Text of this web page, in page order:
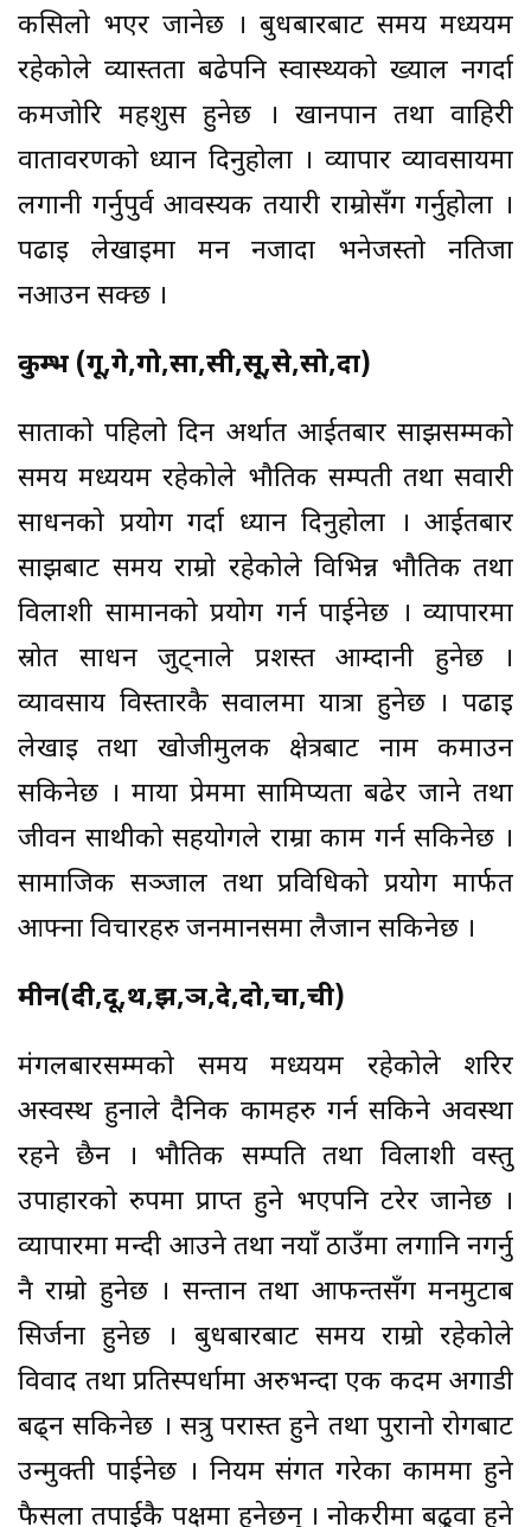
कसिलो भएर जानेछ । बुधबारबाट समय मध्ययम
रहेकोले व्यास्तता बढेपनि स्वास्थ्यको ख्याल नगर्दा
कमजोरि महशुस हुनेछ । खानपान तथा वाहिरी
वातावरणको ध्यान दिनुहोला । व्यापार व्यावसायमा
लगानी गर्नुपुर्व आवस्यक तयारी राम्रोसँग गर्नुहोला ।
पढाइ लेखाइमा मन नजादा भनेजस्तो नतिजा
नआउन सक्छ ।
कुम्भ (गू,गे,गो,सा,सी,सू,से,सो,दा)
साताको पहिलो दिन अर्थात आईतबार साझसम्मको
समय मध्ययम रहेकोले भौतिक सम्पती तथा सवारी
साधनको प्रयोग गर्दा ध्यान दिनुहोला । आईतबार
साझबाट समय राम्रो रहेकोले विभिन्न भौतिक तथा
विलाशी सामानको प्रयोग गर्न पाईनेछ । व्यापारमा
स्रोत साधन जुट्नाले प्रशस्त आम्दानी हुनेछ ।
व्यावसाय विस्तारकै सवालमा यात्रा हुनेछ । पढाइ
लेखाइ तथा खोजीमुलक क्षेत्रबाट नाम कमाउन
सकिनेछ । माया प्रेममा सामिप्यता बढेर जाने तथा
जीवन साथीको सहयोगले राम्रा काम गर्न सकिनेछ ।
सामाजिक सञ्जाल तथा प्रविधिको प्रयोग मार्फत
आफ्ना विचारहरु जनमानसमा लैजान सकिनेछ ।
मीन(दी,दू,थ,झ,ञ,दे,दो,चा,ची)
मंगलबारसम्मको समय मध्ययम रहेकोले शरिर
अस्वस्थ हुनाले दैनिक कामहरु गर्न सकिने अवस्था
रहने छैन । भौतिक सम्पति तथा विलाशी वस्तु
उपाहारको रुपमा प्राप्त हुने भएपनि टरेर जानेछ ।
व्यापारमा मन्दी आउने तथा नयाँ ठाउँमा लगानि नगर्नु
नै राम्रो हुनेछ । सन्तान तथा आफन्तसँग मनमुटाब
सिर्जना हुनेछ । बुधबारबाट समय राम्रो रहेकोले
विवाद तथा प्रतिस्पर्धामा अरुभन्दा एक कदम अगाडी
बढ्न सकिनेछ । सत्रु परास्त हुने तथा पुरानो रोगबाट
उन्मुक्ती पाईनेछ । नियम संगत गरेका काममा हुने
फैसला तपाईकै पक्षमा हुनेछन् । नोकरीमा बढुवा हुने